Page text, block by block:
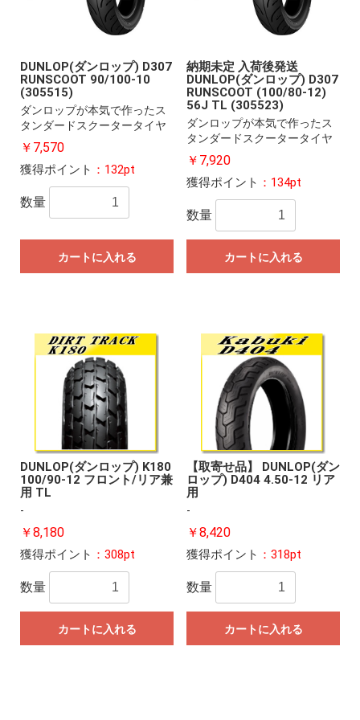
DUNLOP(ダンロップ) D307
RUNSCOOT 90/100-10
(305515)
ダンロップが本気で作ったス
タンダードスクータータイヤ
￥7,570
獲得ポイント ：132pt
数量
カートに入れる
納期未定 入荷後発送
DUNLOP(ダンロップ) D307
RUNSCOOT (100/80-12)
56J TL (305523)
ダンロップが本気で作ったス
タンダードスクータータイヤ
￥7,920
獲得ポイント ：134pt
数量
カートに入れる
DUNLOP(ダンロップ) K180
100/90-12 フロント/リア兼
用 TL
-
￥8,180
獲得ポイント ：308pt
数量
カートに入れる
【取寄せ品】 DUNLOP(ダン
ロップ) D404 4.50-12 リア
用
-
￥8,420
獲得ポイント ：318pt
数量
カートに入れる